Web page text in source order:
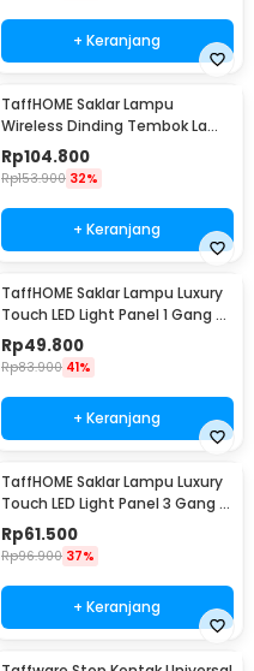
+ Keranjang
TaffHOME Saklar Lampu
Wireless Dinding Tembok Lamp
Switch RF 433MHz 3 Gang 3
Receiver - WHK01
Rp104.800
Rp153.900 32%
+ Keranjang
TaffHOME Saklar Lampu Luxury
Touch LED Light Panel 1 Gang -
AO-001
Rp49.800
Rp83.900 41%
+ Keranjang
TaffHOME Saklar Lampu Luxury
Touch LED Light Panel 3 Gang -
AO-001
Rp61.500
Rp96.900 37%
+ Keranjang